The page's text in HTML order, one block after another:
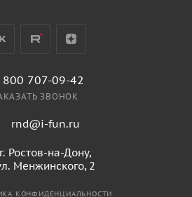
800 707-09-42
ЗВОНОК
rnd@i-fun.ru
г. Ростов-на-Дону,
Менжинского, 2
КОНФИДЕНЦИАЛЬНОСТИ